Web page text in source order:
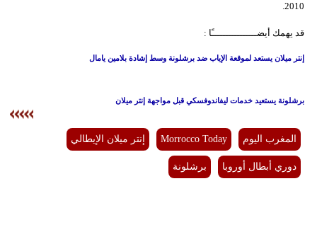
2010.
قد يهمك أيضــــــــــــــــًا :
إنتر ميلان يستعد لموقعة الإياب ضد برشلونة وسط إشادة بلامين يامال
برشلونة يستعيد خدمات ليفاندوفسكي قبل مواجهة إنتر ميلان
المغرب اليوم Morrocco Today إنتر ميلان الإيطالي
دوري أبطال أوروبا برشلونة